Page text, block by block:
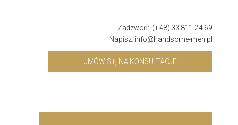
Zadzwoń:: (+48) 33 811 24 69
Napisz: info@handsome-men.pl
UMÓW SIĘ NA KONSULTACJE